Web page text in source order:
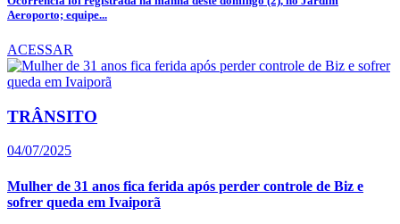
Aeroporto; equipe...
ACESSAR
TRÂNSITO
04/07/2025
Mulher de 31 anos fica ferida após perder controle de Biz e
sofrer queda em Ivaiporã